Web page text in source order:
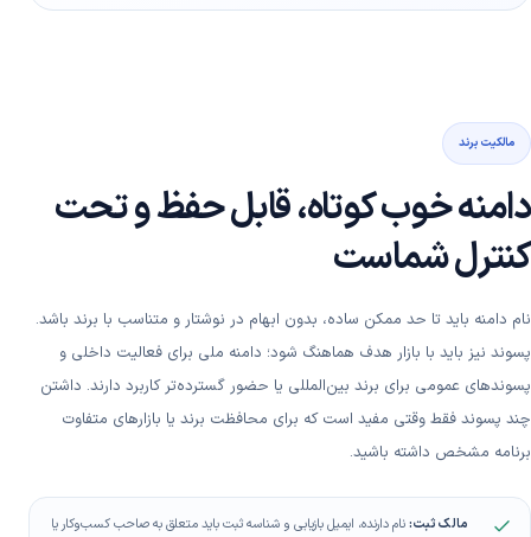
مالکیت برند
دامنه خوب کوتاه، قابل حفظ و تحت
کنترل شماست
نام دامنه باید تا حد ممکن ساده، بدون ابهام در نوشتار و متناسب با برند باشد.
پسوند نیز باید با بازار هدف هماهنگ شود؛ دامنه ملی برای فعالیت داخلی و
پسوندهای عمومی برای برند بین‌المللی یا حضور گسترده‌تر کاربرد دارند. داشتن
چند پسوند فقط وقتی مفید است که برای محافظت برند یا بازارهای متفاوت
برنامه مشخص داشته باشید.
مالک ثبت:نام دارنده، ایمیل بازیابی و شناسه ثبت باید متعلق به صاحب کسب‌وکار یا